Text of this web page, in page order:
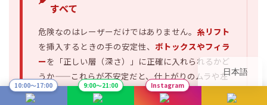
すべて
危険なのはレーザーだけではありません。 糸リフト
を挿入するときの手の安定性、 ボトックスやフィラ
ーを「正しい層（深さ）」に正確に入れられるかど
うか——これらが不安定だと、仕上がりのムラや左
右差、まれに重篤な合併症につながることがありま
10:00〜17:00 9:00〜21:00 Instagram
日本語